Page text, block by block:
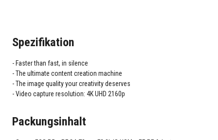
Spezifikation
Faster than fast, in silence
The ultimate content creation machine
The image quality your creativity deserves
Video capture resolution: 4K UHD 2160p
Packungsinhalt